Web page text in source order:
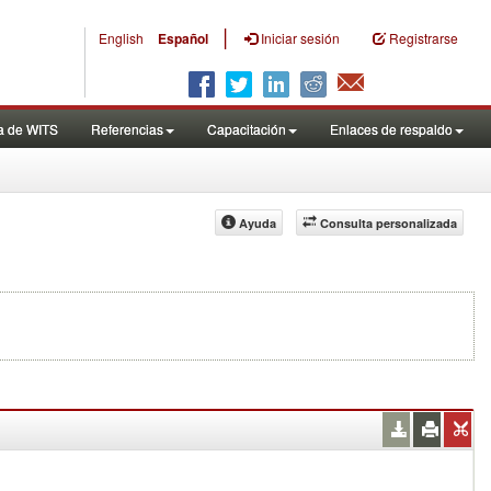
English Español | Iniciar sesión Registrarse
de WITS Referencias Capacitación Enlaces de respaldo
Consulta personalizada
Ayuda